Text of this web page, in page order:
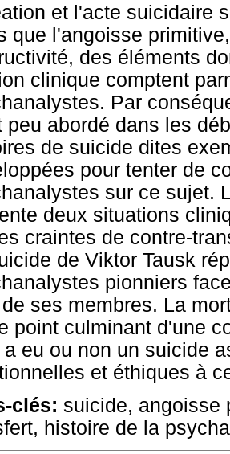
et l'acte suicidaire
que l'angoisse
des éléments
clinique comptent
Par
peu abordé dans les
de suicide dites
pour tenter de
sur ce sujet.
deux situations
craintes de contre-
de Viktor Tausk
pionniers
ses membres. La
point culminant d'une
eu ou non un suicide
et éthiques à
clés: suicide, angoisse
histoire de la